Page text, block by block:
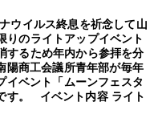
ウイルス終息を祈念して山
りのライトアップイベント
するため年内から参拝を分
陽商工会議所青年部が毎年
イベント「ムーンフェスタ
す。 イベント内容 ライト